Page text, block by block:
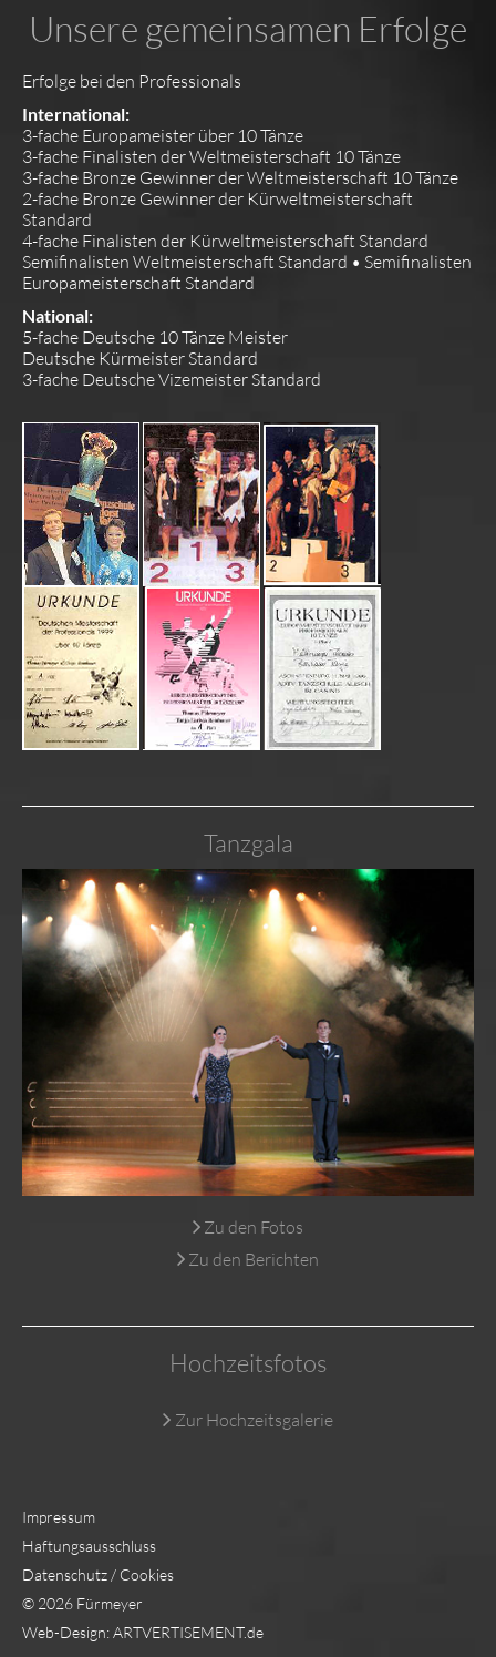
SHOWS
KOSMETIKVERTRIEB
KONTAKT
Unsere gemeinsamen Erfolge
Erfolge bei den Professionals
International:
3-fache Europameister über 10 Tänze
3-fache Finalisten der Weltmeisterschaft 10 Tänze
3-fache Bronze Gewinner der Weltmeisterschaft 10 Tänze
2-fache Bronze Gewinner der Kürweltmeisterschaft
Standard
4-fache Finalisten der Kürweltmeisterschaft Standard
Semifinalisten Weltmeisterschaft Standard • Semifinalisten
Europameisterschaft Standard
National:
5-fache Deutsche 10 Tänze Meister
Deutsche Kürmeister Standard
3-fache Deutsche Vizemeister Standard
Tanzgala
Zu den Fotos
Zu den Berichten
Hochzeitsfotos
Zur Hochzeitsgalerie
Impressum
Haftungsausschluss
Datenschutz / Cookies
© 2026 Fürmeyer
Web-Design: ARTVERTISEMENT.de